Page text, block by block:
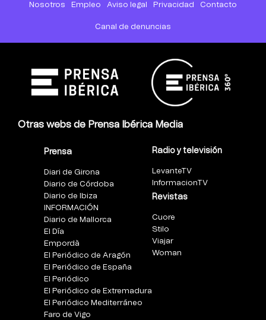
Nosotros Empleo Aviso legal Privacidad Contacto
Canal de denuncias
Otras webs de Prensa Ibérica Media
Prensa
Diari de Girona
Diario de Córdoba
Diario de Ibiza
INFORMACIÓN
Diario de Mallorca
El Día
Empordà
El Periódico de Aragón
El Periódico de España
El Periódico
El Periódico de Extremadura
El Periódico Mediterráneo
Faro de Vigo
Radio y televisión
LevanteTV
InformacionTV
Revistas
Cuore
Stilo
Viajar
Woman